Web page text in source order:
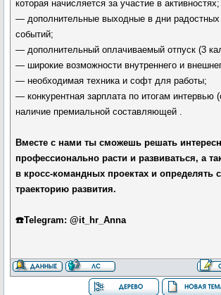
которая начисляется за участие в активностях;
— дополнительные выходные в дни радостных
событий;
— дополнительный оплачиваемый отпуск (3
— широкие возможности внутреннего и
— необходимая техника и софт для работы;
— конкурентная зарплата по итогам интервью
наличие премиальной составляющей .
Вместе с нами ты сможешь решать
профессионально расти и развиваться, а
в кросс-командных проектах и определять
траекторию развития.
☎️Telegram: @it_hr_Anna